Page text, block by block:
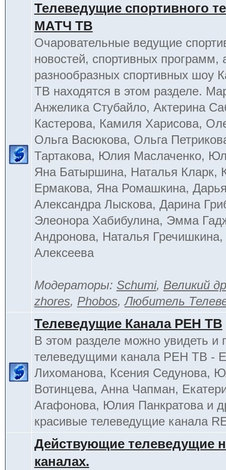
Телеведущие спортивного
МАТЧ ТВ
Очаровательные ведущие
новостей, спортивных программ,
разнообразных спортивных шоу
ТВ находятся в этом разделе.
Анжелика Стубайло, Актерина
Кастерова, Камиля Харисова,
Ольга Васюкова, Ольга
Тартакова, Юлия Маслаченко,
Яна Батыршина, Наталья Кларк,
Ермакова, Яна Ромашкина,
Александра Лыскова, Дарина
Элеонора Хабибулина, Эмма
Андронова, Наталья
Алексеева
Модераторы: Schumi, Великий
zhores, Phobos,Любитель
Телеведущие Канала РЕН ТВ
В этом разделе можно увидеть и
телеведущими канала РЕН ТВ -
Лихоманова, Ксения Седунова,
Вотинцева, Анна Чапман,
Агафонова, Юлия Панкратова и
красивые телеведущие канала
Действующие телеведущие
каналах.